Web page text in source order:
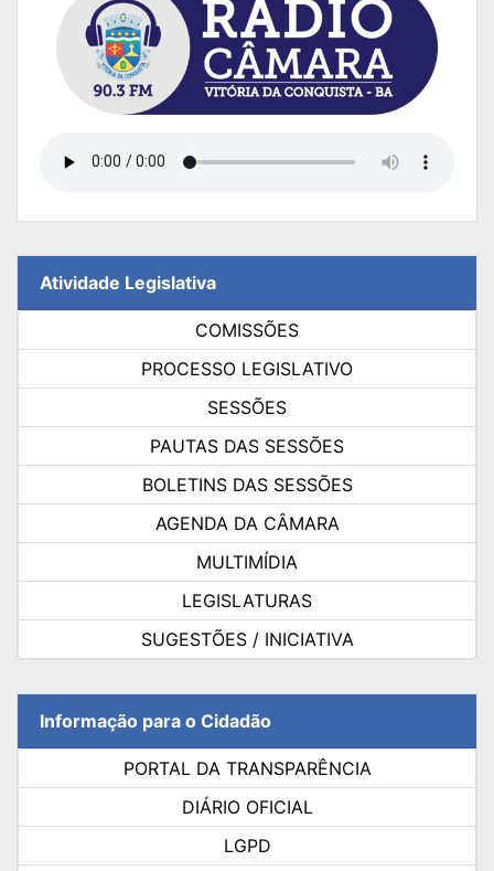
Atividade Legislativa
COMISSÕES
PROCESSO LEGISLATIVO
SESSÕES
PAUTAS DAS SESSÕES
BOLETINS DAS SESSÕES
AGENDA DA CÂMARA
MULTIMÍDIA
LEGISLATURAS
SUGESTÕES / INICIATIVA
Informação para o Cidadão
PORTAL DA TRANSPARÊNCIA
DIÁRIO OFICIAL
LGPD